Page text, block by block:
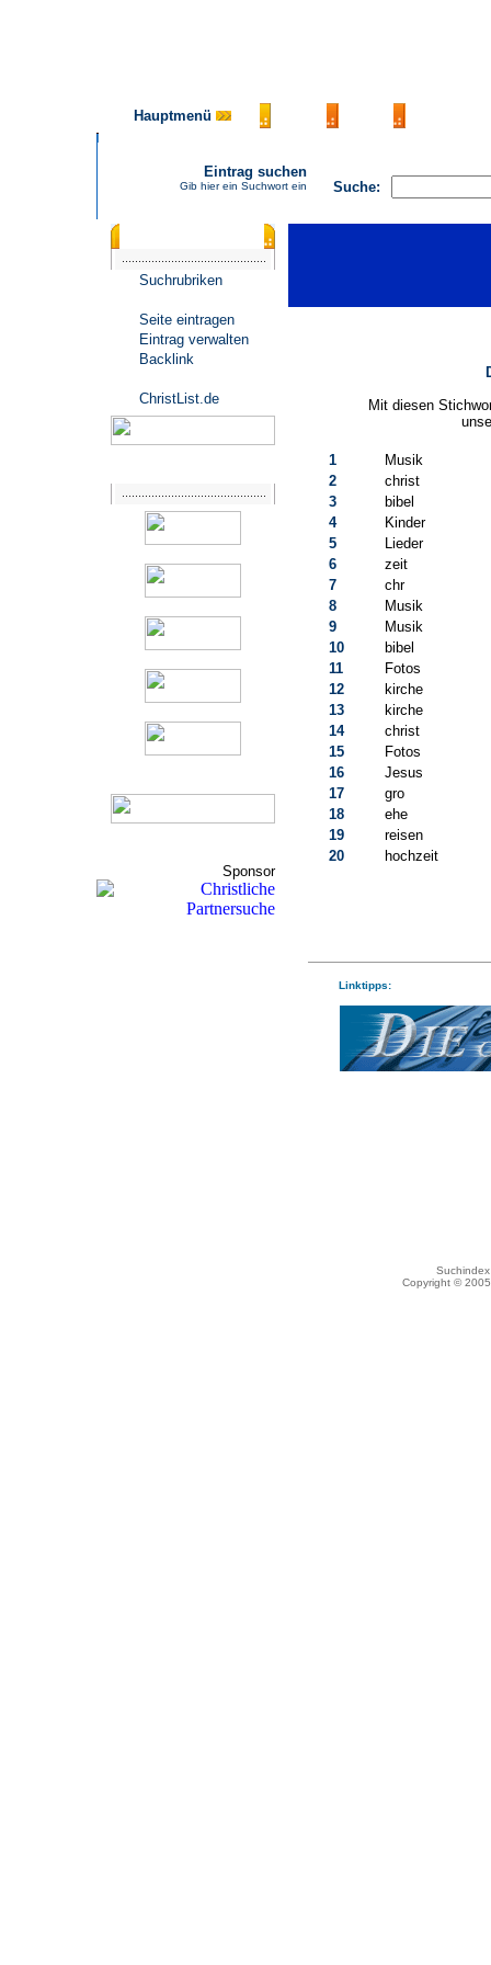
Hauptmenü
Suche:
Eintrag suchen
Gib hier ein Suchwort ein
Suchrubriken
Seite eintragen
Eintrag verwalten
Backlink
ChristList.de
Sponsor
Mit diesen
1
Musik
2
christ
3
bibel
4
Kinder
5
Lieder
6
zeit
7
chr
8
Musik
9
Musik
10
bibel
11
Fotos
12
kirche
13
kirche
14
christ
15
Fotos
16
Jesus
17
gro
18
ehe
19
reisen
20
hochzeit
Linktipps:
Copyright ©